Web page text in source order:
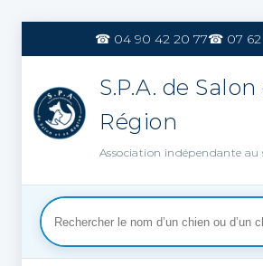
contenu
☎ 04 90 42 20 77☎ 07 62
S.P.A. de
Région
Association indépendante au